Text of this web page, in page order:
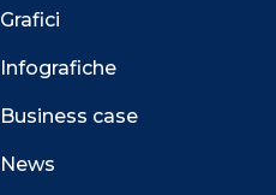
Grafici
Infografiche
Business case
News